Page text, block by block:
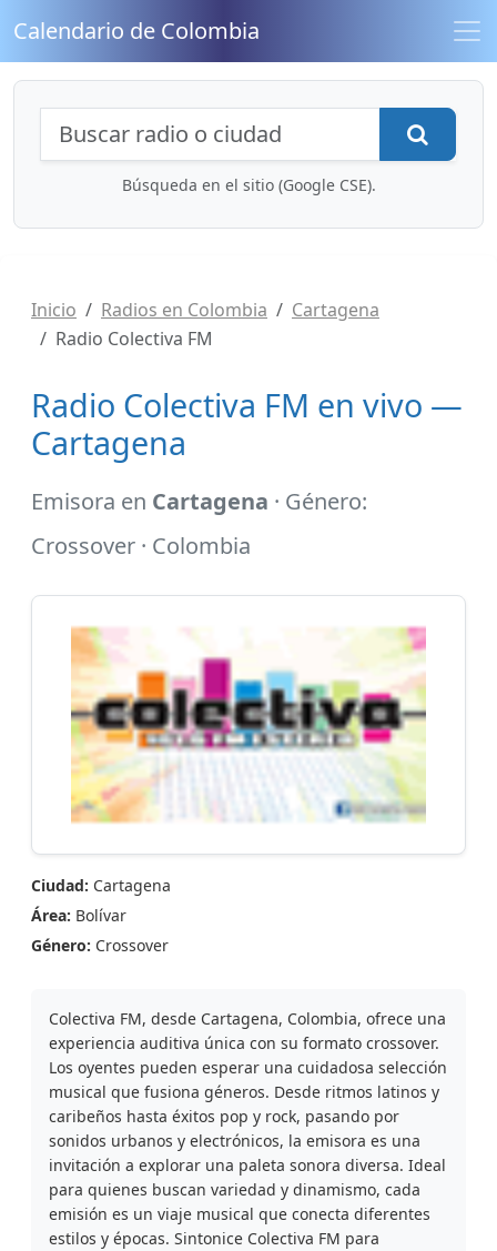
Calendario de Colombia
Búsqueda de radios y contenidos
Búsqueda en el sitio (Google CSE).
Inicio Radios en Colombia
Cartagena
Radio Colectiva FM
Radio Colectiva FM en vivo —
Cartagena
Emisora en Cartagena · Género:
Crossover · Colombia
Ciudad: Cartagena
Área: Bolívar
Género: Crossover
Colectiva FM, desde Cartagena, Colombia, ofrece una
experiencia auditiva única con su formato crossover.
Los oyentes pueden esperar una cuidadosa selección
musical que fusiona géneros. Desde ritmos latinos y
caribeños hasta éxitos pop y rock, pasando por
sonidos urbanos y electrónicos, la emisora es una
invitación a explorar una paleta sonora diversa. Ideal
para quienes buscan variedad y dinamismo, cada
emisión es un viaje musical que conecta diferentes
estilos y épocas. Sintonice Colectiva FM para